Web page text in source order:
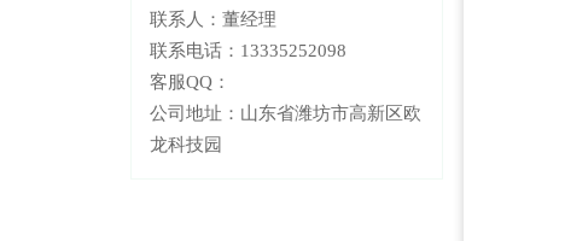
联系人：董经理
联系电话：13335252098
客服QQ：
公司地址：山东省潍坊市高新区欧
龙科技园